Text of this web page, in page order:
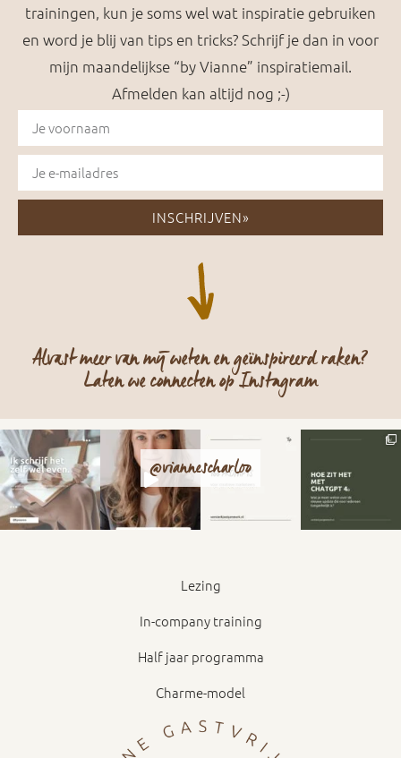
trainingen, kun je soms wel wat inspiratie gebruiken
en word je blij van tips en tricks? Schrijf je dan in voor
mijn maandelijkse “by Vianne” inspiratiemail.
Afmelden kan altijd nog ;-)
INSCHRIJVEN»
Alvast meer van mij weten en geïnspireerd raken?
Laten we connecten op Instagram
@viannescharloo
Lezing
In-company training
Half jaar programma
Charme-model